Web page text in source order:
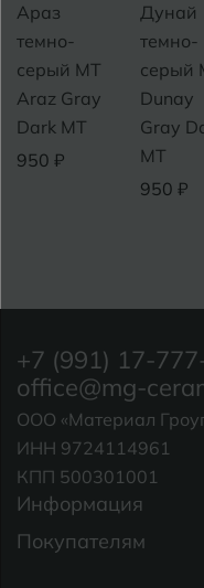
Дунай
темно-
серый MT
Dunay
Gray Dark
MT
Араз
светло-
серый
Araz
Light
950 ₽
Информация
Покупателям
+7 (991) 17-
office@mg-
ООО «Материал
ИНН 9724114961
КПП 500301001